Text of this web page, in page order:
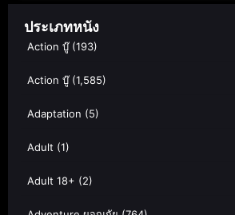
ประเภทหนัง
Action บู๊(193)
Action บู๊(1,585)
Adaptation (5)
Adult (1)
Adult 18+ (2)